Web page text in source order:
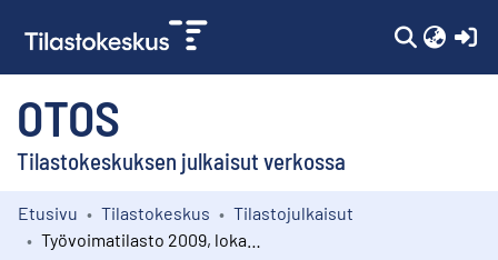
OTOS
Tilastokeskuksen julkaisut verkossa
Kokoelmat
Etusivu Tilastokeskus
Tilastojulkaisut